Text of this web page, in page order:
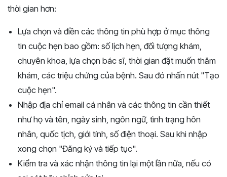
thời gian hơn:
Lựa chọn và điền các thông tin phù hợp ở mục thông
tin cuộc hẹn bao gồm: số lịch hẹn, đối tượng khám,
chuyên khoa, lựa chọn bác sĩ, thời gian đặt muốn thăm
khám, các triệu chứng của bệnh. Sau đó nhấn nút "Tạo
cuộc hẹn".
Nhập địa chỉ email cá nhân và các thông tin cần thiết
như họ và tên, ngày sinh, ngôn ngữ, tình trạng hôn
nhân, quốc tịch, giới tính, số điện thoại. Sau khi nhập
xong chọn "Đăng ký và tiếp tục".
Kiểm tra và xác nhận thông tin lại một lần nữa, nếu có